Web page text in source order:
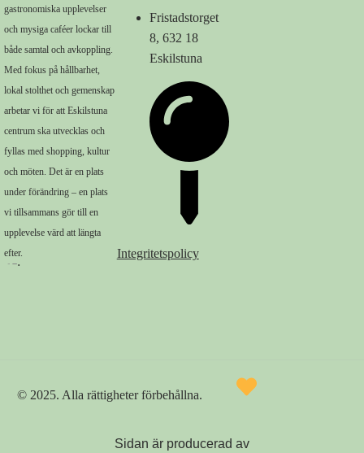
gastronomiska upplevelser
och mysiga caféer lockar till
både samtal och avkoppling.
Med fokus på hållbarhet,
lokal stolthet och gemenskap
arbetar vi för att Eskilstuna
centrum ska utvecklas och
fyllas med shopping, kultur
och möten. Det är en plats
under förändring – en plats
vi tillsammans gör till en
upplevelse värd att längta
efter.
Fristadstorget
8, 632 18
Eskilstuna
Integritetspolicy
© 2025. Alla rättigheter förbehållna.
Sidan är producerad av